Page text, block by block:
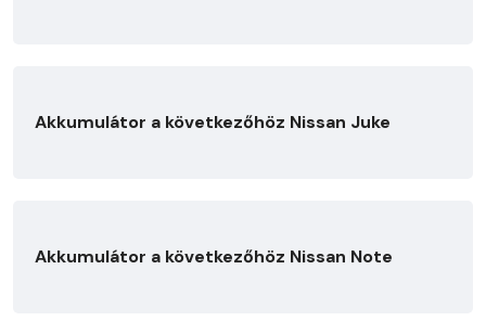
Akkumulátor a következőhöz Nissan Juke
Akkumulátor a következőhöz Nissan Note